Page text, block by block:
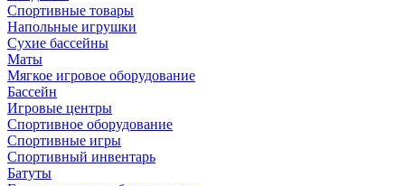
Спортивные товары
Напольные игрушки
Сухие бассейны
Маты
Мягкое игровое оборудование
Бассейн
Игровые центры
Спортивное оборудование
Спортивные игры
Спортивный инвентарь
Батуты